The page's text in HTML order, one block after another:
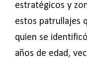
estratégicos y
estos patrullajes
quien se
años de edad,